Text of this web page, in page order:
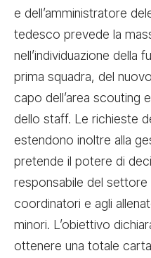
e dell’amministratore
tedesco prevede la
nell’individuazione della
prima squadra, del
capo dell’area scouting
dello staff. Le richieste
estendono inoltre alla
pretende il potere di
responsabile del settore
coordinatori e agli
minori. L’obiettivo
ottenere una totale